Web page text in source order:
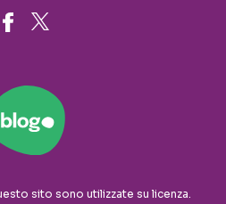
sito sono utilizzate su licenza.